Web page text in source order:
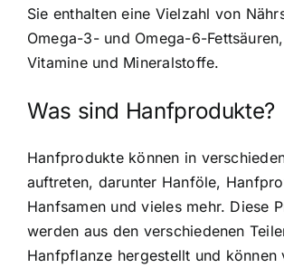
Sie enthalten eine Vielzahl von
Omega-3- und Omega-6-
Vitamine und Mineralstoffe.
Was sind Hanfprodukte?
Hanfprodukte können in
auftreten, darunter Hanföle,
Hanfsamen und vieles mehr. Diese
werden aus den verschiedenen
Hanfpflanze hergestellt und können